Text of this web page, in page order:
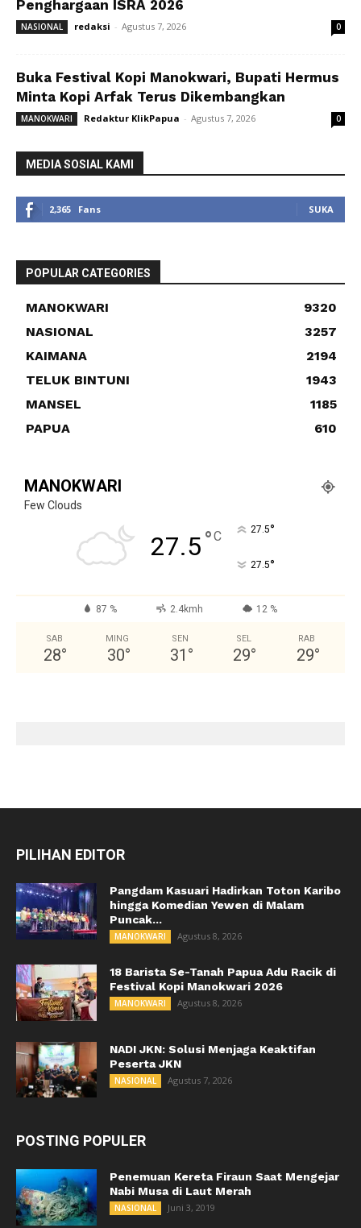
Penghargaan ISRA 2026
NASIONAL redaksi - Agustus 7, 2026 0
Buka Festival Kopi Manokwari, Bupati Hermus
Minta Kopi Arfak Terus Dikembangkan
MANOKWARI Redaktur KlikPapua - Agustus 7, 2026 0
MEDIA SOSIAL KAMI
2,365 Fans SUKA
POPULAR CATEGORIES
MANOKWARI
9320
NASIONAL
3257
KAIMANA
2194
TELUK BINTUNI
1943
MANSEL
1185
PAPUA
610
MANOKWARI
Few Clouds
27.5°C 27.5°
27.5°
87 % 2.4kmh 12 %
SAB
28°
MING
30°
SEN
31 °
SEL
29°
RAB
29°
PILIHAN EDITOR
Pangdam Kasuari Hadirkan Toton Karibo
hingga Komedian Yewen di Malam
Puncak...
MANOKWARI Agustus 8, 2026
18 Barista Se-Tanah Papua Adu Racik di
Festival Kopi Manokwari 2026
MANOKWARI Agustus 8, 2026
NADI JKN: Solusi Menjaga Keaktifan
Peserta JKN
NASIONAL Agustus 7, 2026
POSTING POPULER
Penemuan Kereta Firaun Saat Mengejar
Nabi Musa di Laut Merah
NASIONAL Juni 3, 2019